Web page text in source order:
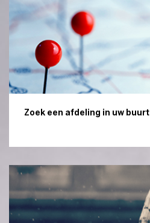
Zoek een afdeling in uw buurt